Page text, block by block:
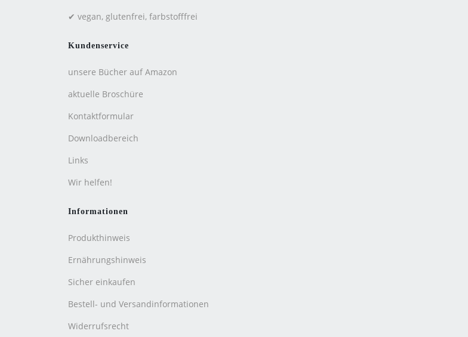
✔ vegan, glutenfrei, farbstofffrei
Kundenservice
unsere Bücher auf Amazon
aktuelle Broschüre
Kontaktformular
Downloadbereich
Links
Wir helfen!
Informationen
Produkthinweis
Ernährungshinweis
Sicher einkaufen
Bestell- und Versandinformationen
Widerrufsrecht